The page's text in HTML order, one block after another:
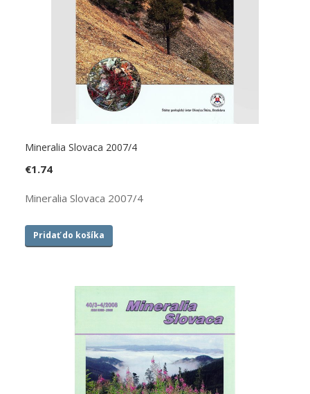
Mineralia Slovaca 2007/4
€1.74
Mineralia Slovaca 2007/4
Pridať do košíka